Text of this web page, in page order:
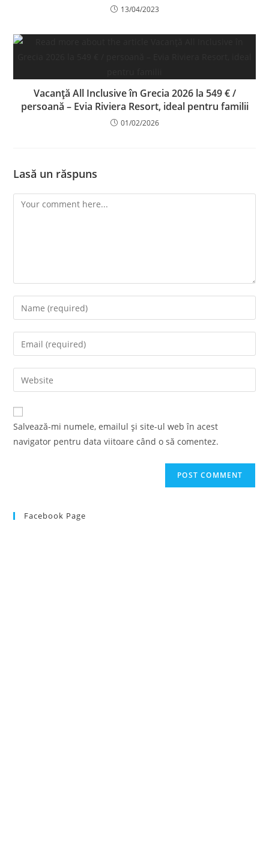
13/04/2023
Vacanță All Inclusive în Grecia 2026 la 549 € /
persoană – Evia Riviera Resort, ideal pentru familii
01/02/2026
Lasă un răspuns
Comment
Enter
your
name
comment
Enter
your
email
address
comment
Enter
your
website
URL
Salvează-mi numele, emailul și site-ul web în acest
navigator pentru data viitoare când o să comentez.
Facebook Page